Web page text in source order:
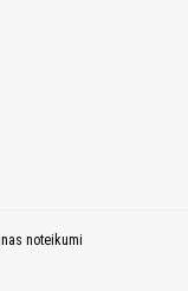
noteikumi